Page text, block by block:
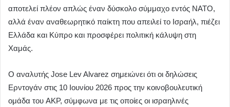
αποτελεί πλέον απλώς έναν δύσκολο σύμμαχο εντός ΝΑΤΟ,
αλλά έναν αναθεωρητικό παίκτη που απειλεί το Ισραήλ, πιέζει
Ελλάδα και Κύπρο και προσφέρει πολιτική κάλυψη στη
Χαμάς.
Ο αναλυτής Jose Lev Alvarez σημειώνει ότι οι δηλώσεις
Ερντογάν στις 10 Ιουνίου 2026 προς την κοινοβουλευτική
ομάδα του AKP, σύμφωνα με τις οποίες οι ισραηλινές